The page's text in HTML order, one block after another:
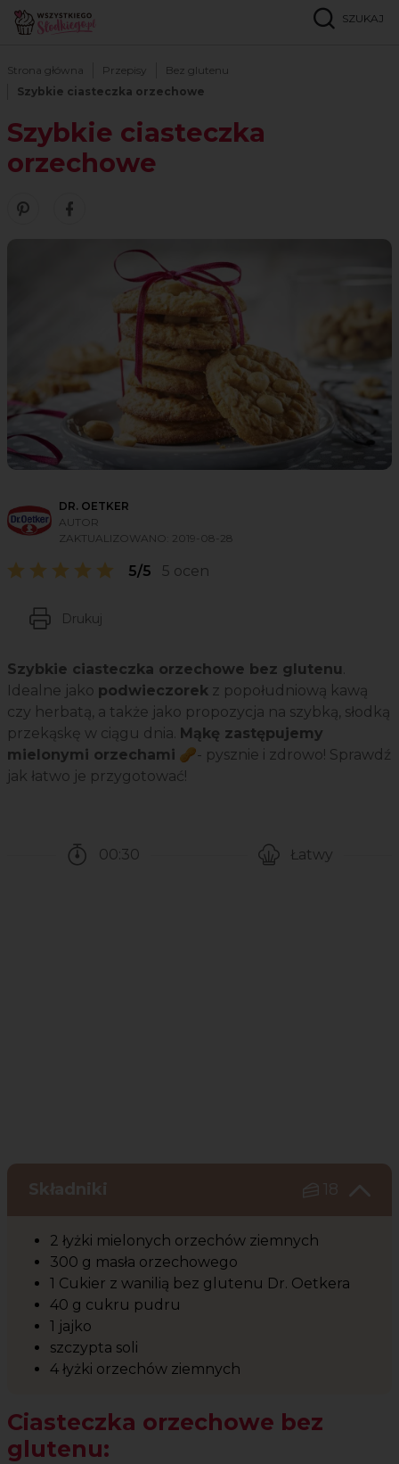
SZUKAJ
Strona główna Przepisy
Bez glutenu
Szybkie ciasteczka orzechowe
Szybkie ciasteczka
orzechowe
Zobacz nasze piny w serwisie Pinterest
Udostępnij ten przepis w serwisie Facebook
DR. OETKER
AUTOR
ZAKTUALIZOWANO: 2019-08-28
5/5 5 ocen
Drukuj
Szybkie ciasteczka orzechowe bez glutenu.
Idealne jako podwieczorek z popołudniową kawą
czy herbatą, a także jako propozycja na szybką, słodką
przekąskę w ciągu dnia. Mąkę zastępujemy
mielonymi orzechami 🥜- pysznie i zdrowo! Sprawdź
jak łatwo je przygotować!
00:30
Łatwy
Składniki 18
2 łyżki mielonych orzechów ziemnych
300 g masła orzechowego
1 Cukier z wanilią bez glutenu Dr. Oetkera
40 g cukru pudru
1 jajko
szczypta soli
4 łyżki orzechów ziemnych
Ciasteczka orzechowe bez
glutenu: